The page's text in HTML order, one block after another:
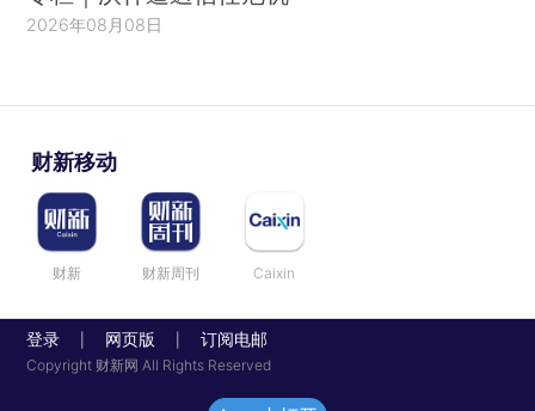
2026年08月08日
财新移动
财新 财新周刊 Caixin
登录 网页版 订阅电邮
Copyright 财新网 All Rights Reserved